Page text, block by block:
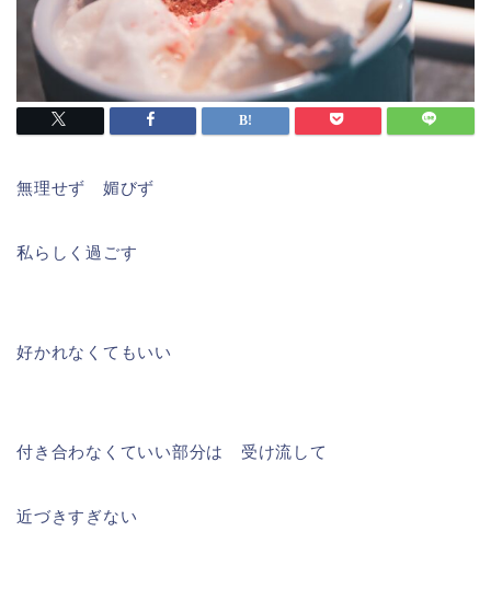
無理せず 媚びず
私らしく過ごす
好かれなくてもいい
付き合わなくていい部分は 受け流して
近づきすぎない